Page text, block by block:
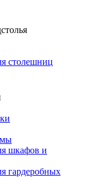
столешниц
шкафов и
гардеробных